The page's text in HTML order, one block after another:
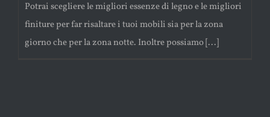
Potrai scegliere le migliori essenze di legno e le migliori
finiture per far risaltare i tuoi mobili sia per la zona
giorno che per la zona notte. Inoltre possiamo [...]